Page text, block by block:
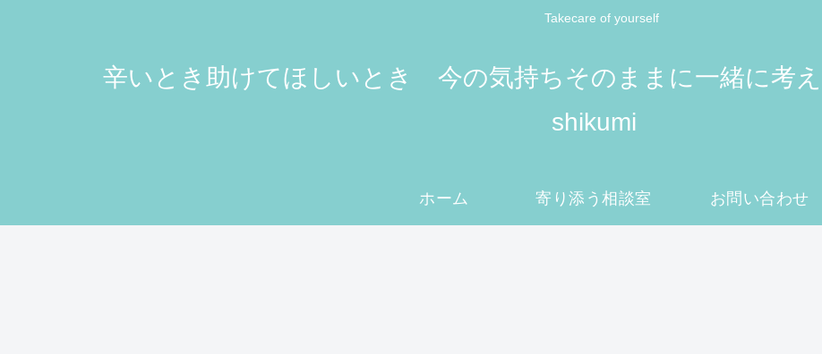
Takecare of yourself
辛いとき助けてほしいとき 今の気持ちそのままに一緒に考
shikumi
ホーム 寄り添う相談室 お問い合わせ